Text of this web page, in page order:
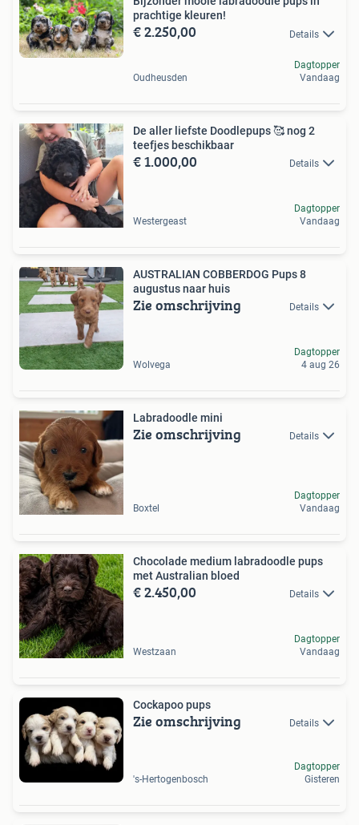
prachtige kleuren!
€ 2.250,00 Details
Oudheusden
Dagtopper
Vandaag
De aller liefste Doodlepups 🥰 nog 2
teefjes beschikbaar
€ 1.000,00 Details
Westergeast
Dagtopper
Vandaag
AUSTRALIAN COBBERDOG Pups 8
augustus naar huis
Zie omschrijving Details
Wolvega
Dagtopper
4 aug 26
Labradoodle mini
Zie omschrijving Details
Boxtel
Dagtopper
Vandaag
Chocolade medium labradoodle pups
met Australian bloed
€ 2.450,00 Details
Westzaan
Dagtopper
Vandaag
Cockapoo pups
Zie omschrijving Details
's-Hertogenbosch
Dagtopper
Gisteren